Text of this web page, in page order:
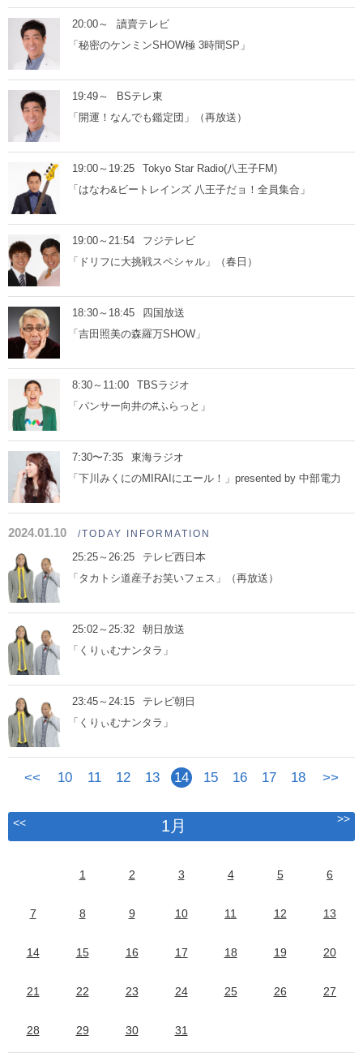
20:00～
讀賣テレビ
「秘密のケンミンSHOW極 3時間SP」
19:49～
BSテレ東
「開運！なんでも鑑定団」（再放送）
19:00～19:25
Tokyo Star Radio(八王子FM)
「はなわ&ビートレインズ 八王子だョ！全員集合」
19:00～21:54
フジテレビ
「ドリフに大挑戦スペシャル」（春日）
18:30～18:45
四国放送
「吉田照美の森羅万SHOW」
8:30～11:00
TBSラジオ
「パンサー向井の#ふらっと」
7:30〜7:35
東海ラジオ
「下川みくにのMIRAIにエール！」presented by 中部電力
2024.01.10 /TODAY INFORMATION
25:25～26:25
テレビ西日本
「タカトシ道産子お笑いフェス」（再放送）
25:02～25:32
朝日放送
「くりぃむナンタラ」
23:45～24:15
テレビ朝日
「くりぃむナンタラ」
<< 10 11 12 13 14 15 16 17 18 >>
<< 1月 >>
1 2 3 4 5 6
7 8 9 10 11 12 13
14 15 16 17 18 19 20
21 22 23 24 25 26 27
28 29 30 31